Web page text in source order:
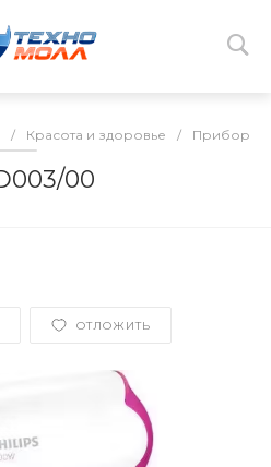
/ Красота и здоровье / Приборы
00
ОТЛОЖИТЬ